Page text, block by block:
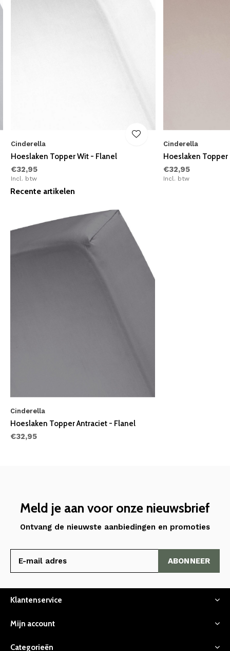
Cinderella
Hoeslaken Topper Wit - Flanel
€32,95
Incl. btw
Cinderella
Hoeslaken
€32,95
Incl. btw
Recente artikelen
Cinderella
Hoeslaken Topper Antraciet - Flanel
€32,95
Meld je aan voor onze nieuwsbrief
Ontvang de nieuwste aanbiedingen en promoties
ABONNEER
Klantenservice
Mijn account
Categorieën